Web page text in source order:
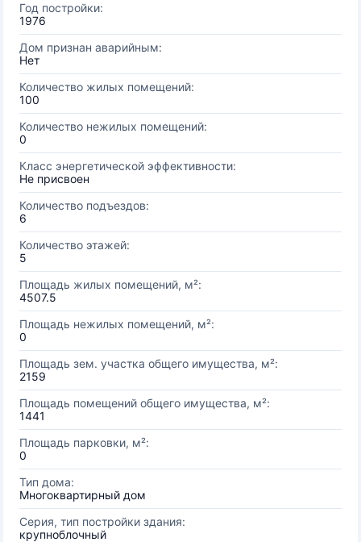
Год постройки:
1976
Дом признан аварийным:
Нет
Количество жилых помещений:
100
Количество нежилых помещений:
0
Класс энергетической эффективности:
Не присвоен
Количество подъездов:
6
Количество этажей:
5
Площадь жилых помещений, м²:
4507.5
Площадь нежилых помещений, м²:
0
Площадь зем. участка общего имущества, м²:
2159
Площадь помещений общего имущества, м²:
1441
Площадь парковки, м²:
0
Тип дома:
Многоквартирный дом
Серия, тип постройки здания:
крупноблочный